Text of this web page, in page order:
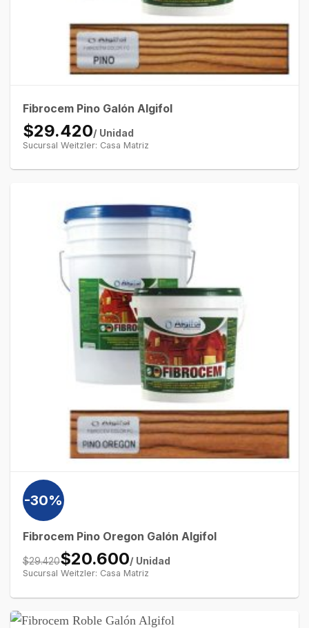
Fibrocem Pino Galón Algifol
$29.420/ Unidad
Sucursal Weitzler: Casa Matriz
-30%
Fibrocem Pino Oregon Galón Algifol
$29.420$20.600/ Unidad
Sucursal Weitzler: Casa Matriz